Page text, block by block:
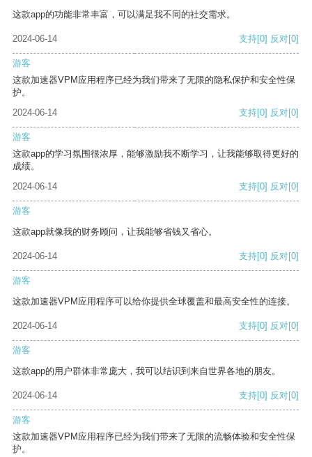
这款app的功能非常丰富，可以满足我不同的社交需求。
2024-06-14 支持[0] 反对[0]
游客
这款加速器VPM应用程序已经为我们带来了无限的隐私保护和安全性保
护。
2024-06-14
支持[0] 反对[0]
游客
这款app的学习氛围很浓厚，能够激励我不断学习，让我能够取得更好的
成绩。
2024-06-14
支持[0] 反对[0]
游客
这款app就像我的财务顾问，让我能够省钱又省心。
2024-06-14 支持[0] 反对[0]
游客
这款加速器VPM应用程序可以给你提供全球覆盖和最高安全性的连接。
2024-06-14 支持[0] 反对[0]
游客
这款app的用户群体非常庞大，我可以结识到来自世界各地的朋友。
2024-06-14 支持[0] 反对[0]
游客
这款加速器VPM应用程序已经为我们带来了无限的流畅体验和安全性保
护。